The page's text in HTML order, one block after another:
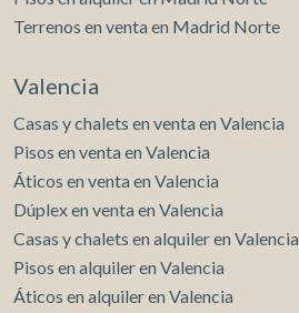
Terrenos en venta en Madrid Norte
Valencia
Casas y chalets en venta en Valencia
Pisos en venta en Valencia
Áticos en venta en Valencia
Dúplex en venta en Valencia
Casas y chalets en alquiler en Valencia
Pisos en alquiler en Valencia
Áticos en alquiler en Valencia